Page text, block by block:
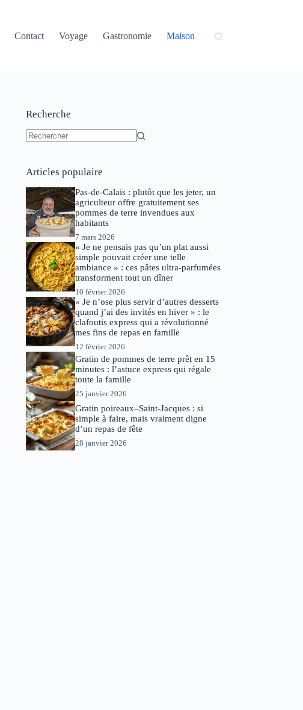
Contact Voyage Gastronomie Maison
Recherche
Articles populaire
Pas-de-Calais : plutôt que les jeter, un
agriculteur offre gratuitement ses
pommes de terre invendues aux
habitants
7 mars 2026
« Je ne pensais pas qu’un plat aussi
simple pouvait créer une telle
ambiance » : ces pâtes ultra-parfumées
transforment tout un dîner
10 février 2026
« Je n’ose plus servir d’autres desserts
quand j’ai des invités en hiver » : le
clafoutis express qui a révolutionné
mes fins de repas en famille
12 février 2026
Gratin de pommes de terre prêt en 15
minutes : l’astuce express qui régale
toute la famille
25 janvier 2026
Gratin poireaux–Saint-Jacques : si
simple à faire, mais vraiment digne
d’un repas de fête
28 janvier 2026